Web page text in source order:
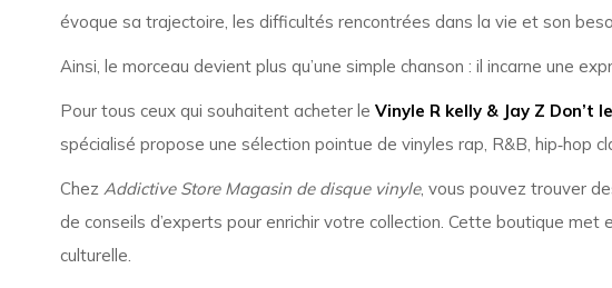
évoque sa trajectoire, les difficultés rencontrées dans la vie et son
Ainsi, le morceau devient plus qu’une simple chanson : il incarne une
Pour tous ceux qui souhaitent acheter le Vinyle R kelly & Jay Z Don’t
spécialisé propose une sélection pointue de vinyles rap, R&B,
Chez Addictive Store Magasin de disque vinyle, vous pouvez trouver
de conseils d’experts pour enrichir votre collection. Cette boutique
culturelle.